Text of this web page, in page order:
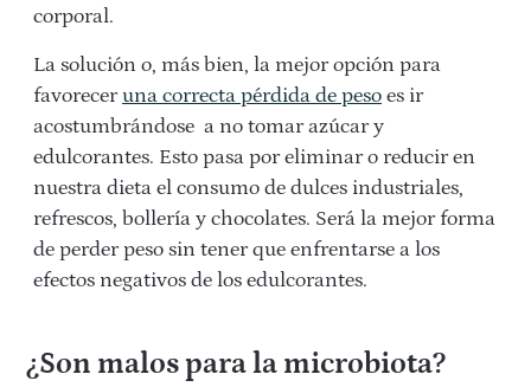
corporal.
La solución o, más bien, la mejor opción para
favoreceruna correcta pérdida de peso es ir
acostumbrándose a no tomar azúcar y
edulcorantes. Esto pasa por eliminar o reducir en
nuestra dieta el consumo de dulces industriales,
refrescos, bollería y chocolates. Será la mejor forma
de perder peso sin tener que enfrentarse a los
efectos negativos de los edulcorantes.
¿Son malos para la microbiota?